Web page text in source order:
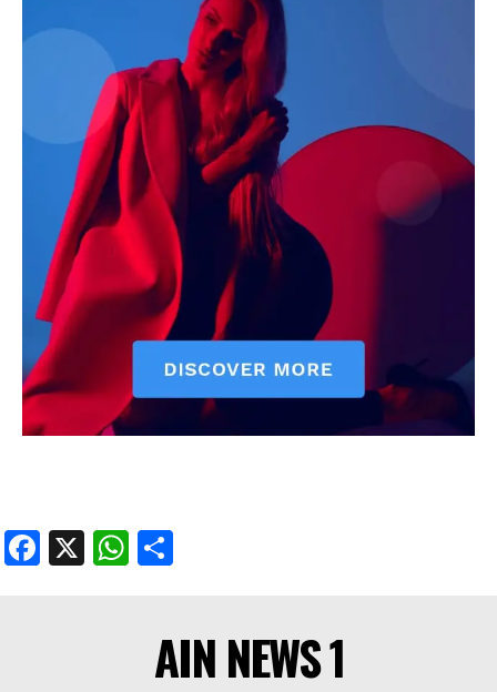
Contact Us
Privacy Policy
Terms of Use Agreement
Facebook
X WhatsApp
Share
Facebook
X WhatsApp
AIN NEWS 1